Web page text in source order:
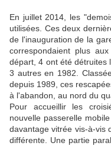
En juillet 2014, les
utilisées. Ces deux
de l'inauguration de la
correspondaient plus
départ, 4 ont été détruites
3 autres en 1982.
depuis 1989, ces
à l'abandon, au nord du
Pour accueillir les
nouvelle passerelle
davantage vitrée vis-à-vis
différente. Une partie